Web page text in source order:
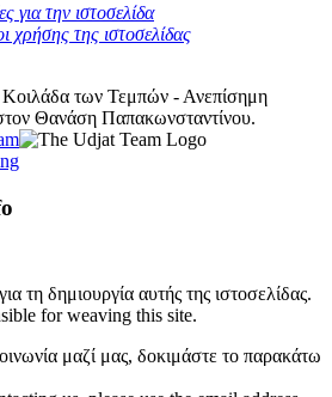
για την ιστοσελίδα
χρήσης της ιστοσελίδας
των Τεμπών - Ανεπίσημη
Θανάση Παπακωνσταντίνου.
τη δημιουργία αυτής της ιστοσελίδας.
for weaving this site.
μαζί μας, δοκιμάστε το παρακάτω